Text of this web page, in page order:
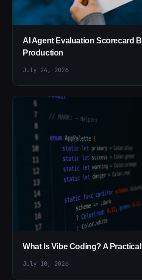
AI Agent Evaluation Scorecard
Production
July 24, 2026
What Is Vibe Coding? A
July 10, 2026